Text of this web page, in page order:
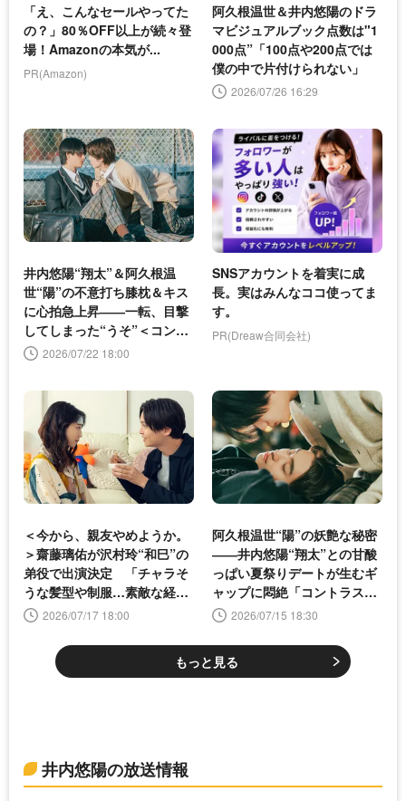
「え、こんなセールやってた
の？」80％OFF以上が続々登
場！Amazonの本気が...
PR(Amazon)
阿久根温世＆井内悠陽のドラ
マビジュアルブック点数は"1
000点”「100点や200点では
僕の中で片付けられない」
2026/07/26 16:29
井内悠陽“翔太”＆阿久根温
世“陽”の不意打ち膝枕＆キス
に心拍急上昇――一転、目撃
してしまった“うそ”＜コント
ラスト＞
2026/07/22 18:00
SNSアカウントを着実に成
長。実はみんなココ使ってま
す。
PR(Dreaw合同会社)
＜今から、親友やめようか。
＞齋藤璃佑が沢村玲“和巳”の
弟役で出演決定 「チャラそ
うな髪型や制服…素敵な経験
をしました」
2026/07/17 18:00
阿久根温世“陽”の妖艶な秘密
――井内悠陽“翔太”との甘酸
っぱい夏祭りデートが生むギ
ャップに悶絶「コントラス
ト」第3話
2026/07/15 18:30
もっと見る
井内悠陽の放送情報